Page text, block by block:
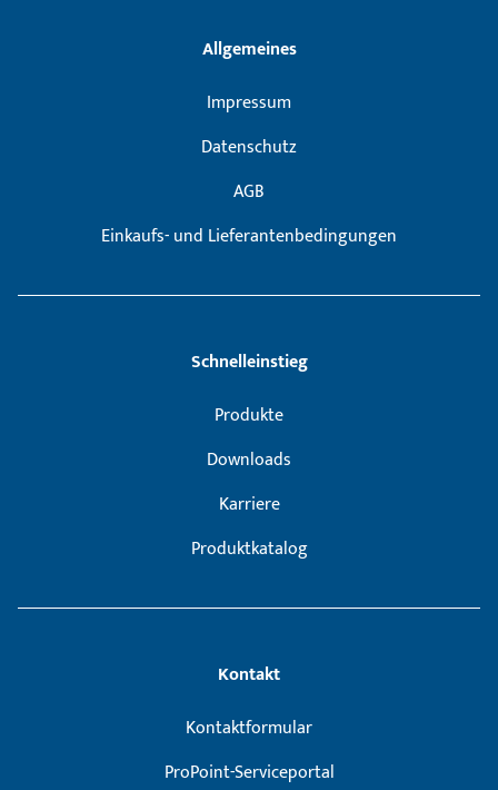
Allgemeines
Impressum
Datenschutz
AGB
Einkaufs- und Lieferantenbedingungen
Schnelleinstieg
Produkte
Downloads
Karriere
Produktkatalog
Kontakt
Kontaktformular
ProPoint-Serviceportal